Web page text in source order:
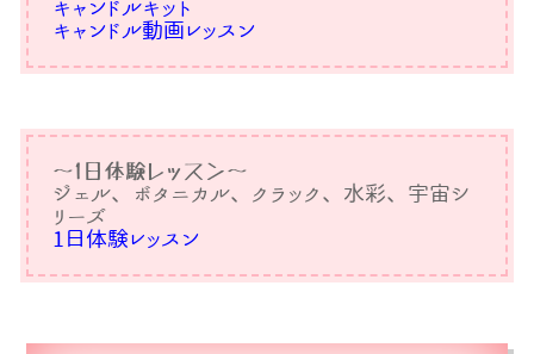
キャンドルキット
キャンドル動画レッスン
〜1日体験レッスン〜
ジェル、ボタニカル、クラック、水彩、宇宙シ
リーズ
1日体験レッスン